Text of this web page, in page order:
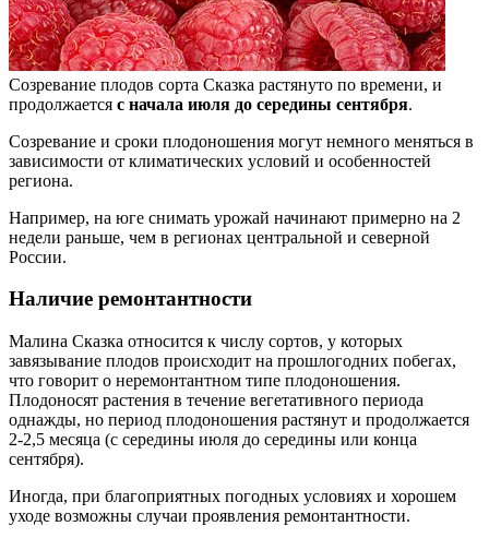
Созревание плодов сорта Сказка растянуто по времени, и
продолжается с начала июля до середины сентября.
Созревание и сроки плодоношения могут немного меняться в
зависимости от климатических условий и особенностей
региона.
Например, на юге снимать урожай начинают примерно на 2
недели раньше, чем в регионах центральной и северной
России.
Наличие ремонтантности
Малина Сказка относится к числу сортов, у которых
завязывание плодов происходит на прошлогодних побегах,
что говорит о неремонтантном типе плодоношения.
Плодоносят растения в течение вегетативного периода
однажды, но период плодоношения растянут и продолжается
2-2,5 месяца (с середины июля до середины или конца
сентября).
Иногда, при благоприятных погодных условиях и хорошем
уходе возможны случаи проявления ремонтантности.